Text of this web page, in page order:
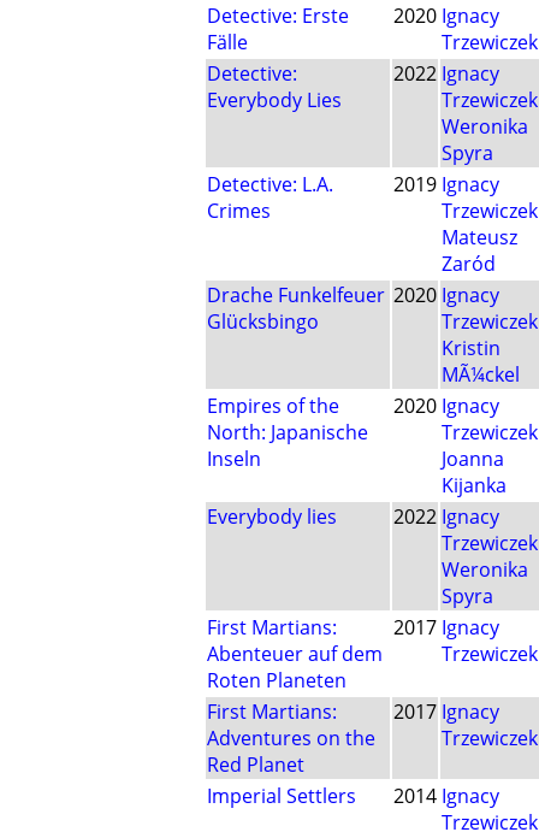
Detective: Erste
Fälle
2020 Ignacy
Trzewiczek
Detective:
Everybody Lies
2022 Ignacy
Trzewiczek
Weronika
Spyra
Detective: L.A.
Crimes
2019 Ignacy
Trzewiczek
Mateusz
Zaród
Drache Funkelfeuer
Glücksbingo
2020 Ignacy
Trzewiczek
Kristin
MÃ¼ckel
Empires of the
North: Japanische
Inseln
2020 Ignacy
Trzewiczek
Joanna
Kijanka
Everybody lies
2022 Ignacy
Trzewiczek
Weronika
Spyra
First Martians:
Abenteuer auf dem
Roten Planeten
2017 Ignacy
Trzewiczek
First Martians:
Adventures on the
Red Planet
2017 Ignacy
Trzewiczek
Imperial Settlers 2014 Ignacy
Trzewiczek